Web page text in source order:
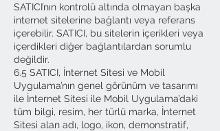
SATICI’nın kontrolü altında olmayan başka
internet sitelerine bağlantı veya referans
içerebilir. SATICI, bu sitelerin içerikleri veya
içerdikleri diğer bağlantılardan sorumlu
değildir.
6.5 SATICI, İnternet Sitesi ve Mobil
Uygulama’nın genel görünüm ve tasarımı
ile İnternet Sitesi ile Mobil Uygulama’daki
tüm bilgi, resim, her türlü marka, İnternet
Sitesi alan adı, logo, ikon, demonstratif,